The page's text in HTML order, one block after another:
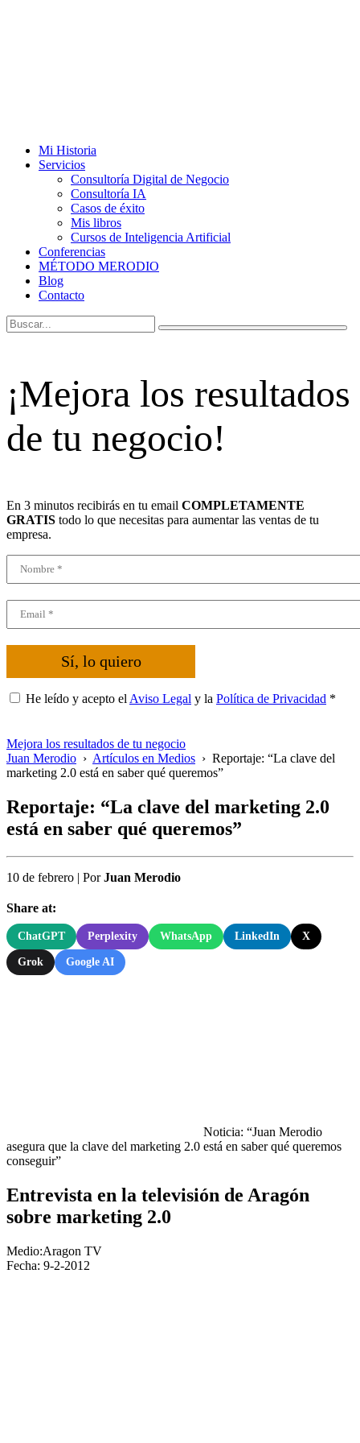
Mi Historia
Servicios
Consultoría Digital de Negocio
Consultoría IA
Casos de éxito
Mis libros
Cursos de Inteligencia Artificial
Conferencias
MÉTODO MERODIO
Blog
Contacto
¡Mejora los resultados
de tu negocio!
En 3 minutos recibirás en tu email COMPLETAMENTE
GRATIS todo lo que necesitas para aumentar las ventas de tu
empresa.
Sí, lo quiero
He leído y acepto el Aviso Legal y la Política de Privacidad *
Mejora los resultados de tu negocio
Juan Merodio › Artículos en Medios › Reportaje: “La clave del
marketing 2.0 está en saber qué queremos”
Reportaje: “La clave del marketing 2.0
está en saber qué queremos”
10 de febrero | PorJuan Merodio
Share at:
ChatGPT Perplexity WhatsApp LinkedIn X
Grok Google AI
Noticia: “Juan Merodio
asegura que la clave del marketing 2.0 está en saber qué queremos
conseguir”
Entrevista en la televisión de Aragón
sobre marketing 2.0
Medio:Aragon TV
Fecha: 9-2-2012